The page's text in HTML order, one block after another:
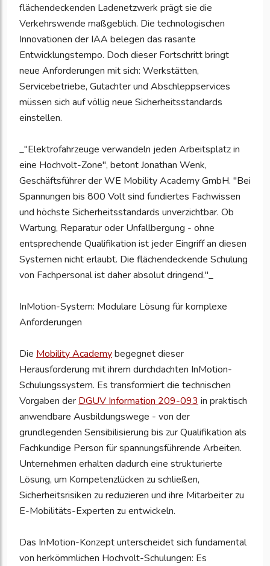
flächendeckenden Ladenetzwerk prägt sie die
Verkehrswende maßgeblich. Die technologischen
Innovationen der IAA belegen das rasante
Entwicklungstempo. Doch dieser Fortschritt bringt
neue Anforderungen mit sich: Werkstätten,
Servicebetriebe, Gutachter und Abschleppservices
müssen sich auf völlig neue Sicherheitsstandards
einstellen.
_"Elektrofahrzeuge verwandeln jeden Arbeitsplatz in
eine Hochvolt-Zone", betont Jonathan Wenk,
Geschäftsführer der WE Mobility Academy GmbH. "Bei
Spannungen bis 800 Volt sind fundiertes Fachwissen
und höchste Sicherheitsstandards unverzichtbar. Ob
Wartung, Reparatur oder Unfallbergung - ohne
entsprechende Qualifikation ist jeder Eingriff an diesen
Systemen nicht erlaubt. Die flächendeckende Schulung
von Fachpersonal ist daher absolut dringend."_
InMotion-System: Modulare Lösung für komplexe
Anforderungen
Die Mobility Academybegegnet dieser
Herausforderung mit ihrem durchdachten InMotion-
Schulungssystem. Es transformiert die technischen
Vorgaben der DGUV Information 209-093 in praktisch
anwendbare Ausbildungswege - von der
grundlegenden Sensibilisierung bis zur Qualifikation als
Fachkundige Person für spannungsführende Arbeiten.
Unternehmen erhalten dadurch eine strukturierte
Lösung, um Kompetenzlücken zu schließen,
Sicherheitsrisiken zu reduzieren und ihre Mitarbeiter zu
E-Mobilitäts-Experten zu entwickeln.
Das InMotion-Konzept unterscheidet sich fundamental
von herkömmlichen Hochvolt-Schulungen: Es